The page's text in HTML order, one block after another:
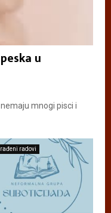
u
mnogi pisci i
radovi